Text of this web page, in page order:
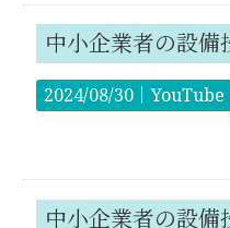
2024/08/30｜YouTube